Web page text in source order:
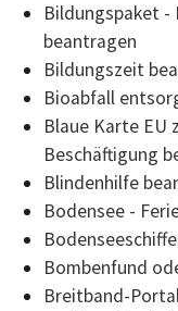
Bildungspaket -
beantragen
Bildungszeit
Bioabfall
Blaue Karte EU
Beschäftigung
Blindenhilfe
Bodensee -
Bombenfund
Breitband-